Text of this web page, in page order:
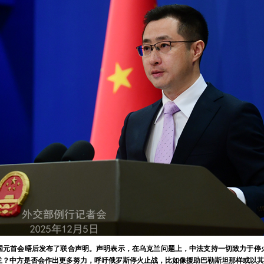
元首会晤后发布了联合声明。声明表示，在乌克兰问题上，中法支持一切致力于
中方是否会作出更多努力，呼吁俄罗斯停火止战，比如像援助巴勒斯坦那样或以